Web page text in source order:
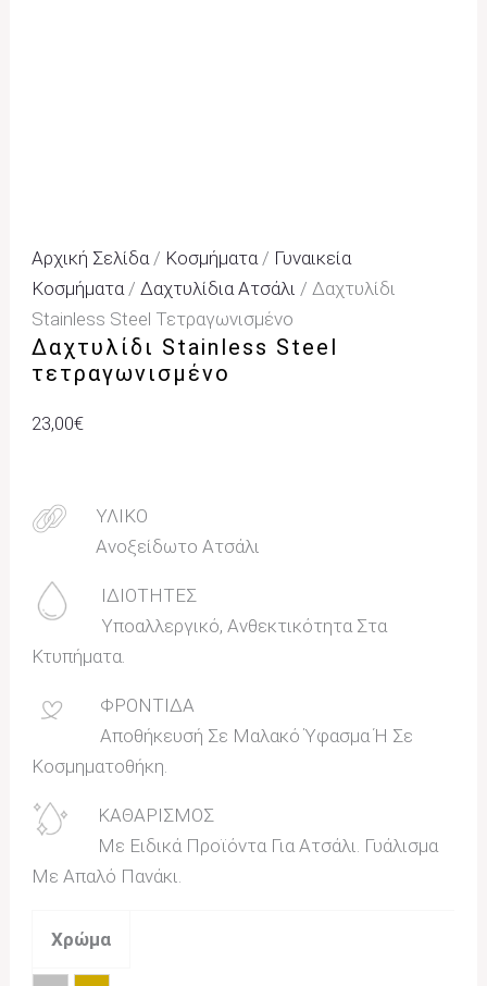
Αρχική Σελίδα/ Κοσμήματα/ Γυναικεία
Κοσμήματα/Δαχτυλίδια Ατσάλι / Δαχτυλίδι
Stainless Steel Τετραγωνισμένο
Δαχτυλίδι Stainless Steel
τετραγωνισμένο
23,00€
ΥΛΙΚΟ
Ανοξείδωτο Ατσάλι
ΙΔΙΟΤΗΤΕΣ
Υποαλλεργικό, Ανθεκτικότητα Στα
Κτυπήματα.
ΦΡΟΝΤΙΔΑ
Αποθήκευσή Σε Μαλακό Ύφασμα Ή Σε
Κοσμηματοθήκη.
ΚΑΘΑΡΙΣΜΟΣ
Με Ειδικά Προϊόντα Για Ατσάλι. Γυάλισμα
Με Απαλό Πανάκι.
Χρώμα